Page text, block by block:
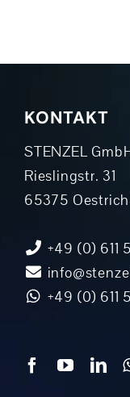
KONTAKT
STENZEL
Rieslingstr. 31
65375
+49 (0) 611
+49 (0) 611